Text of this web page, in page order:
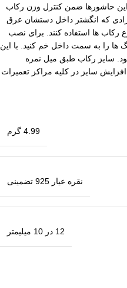
حاشورها ضمن کنترل وزن رکاب
که انگشتر داخل دستشان عرق
رکاب ها استفاده کنند. برای نصب
ها را به سمت داخل خم کنید. با این
سایز رکاب طبق میل نمره
و افزایش سایز در کلیه مراکز تعمیرات
4.99 گرم
نقره عیار 925 تضمینی
12 در 10 میلیمتر